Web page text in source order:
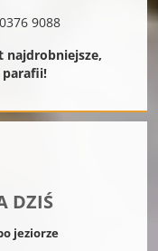
9088
najdrobniejsze,
parafii!
DZIŚ
jeziorze